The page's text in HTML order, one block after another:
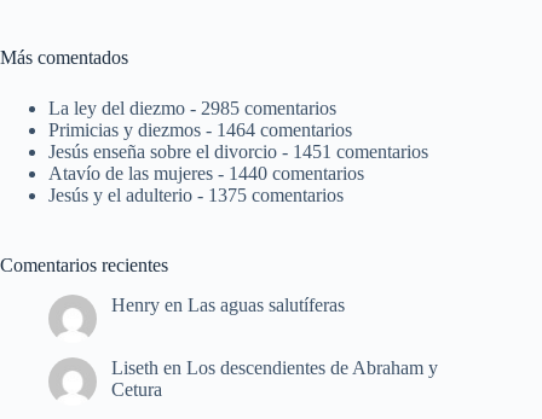
Más comentados
La ley del diezmo - 2985 comentarios
Primicias y diezmos - 1464 comentarios
Jesús enseña sobre el divorcio - 1451 comentarios
Atavío de las mujeres - 1440 comentarios
Jesús y el adulterio - 1375 comentarios
Comentarios recientes
Henry en Las aguas salutíferas
Liseth en Los descendientes de Abraham y
Cetura